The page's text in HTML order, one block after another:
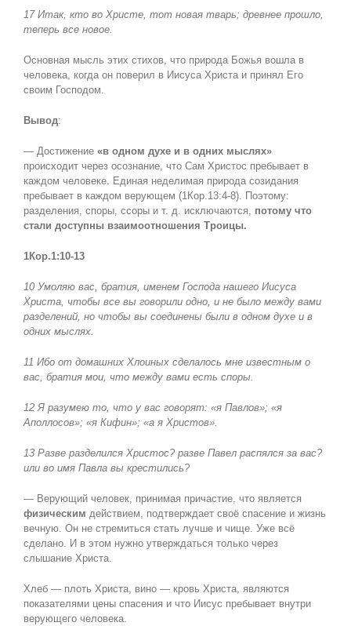
17 Итак, кто во Христе, тот новая тварь; древнее прошло,
теперь все новое.
Основная мысль этих стихов, что природа Божья вошла в
человека, когда он поверил в Иисуса Христа и принял Его
своим Господом.
Вывод:
— Достижение «в одном духе и в одних мыслях»
происходит через осознание, что Сам Христос пребывает в
каждом человеке. Единая неделимая природа созидания
пребывает в каждом верующем (1Кор.13:4-8). Поэтому:
разделения, споры, ссоры и т. д. исключаются, потому что
стали доступны взаимоотношения Троицы.
1Кор.1:10-13
10 Умоляю вас, братия, именем Господа нашего Иисуса
Христа, чтобы все вы говорили одно, и не было между вами
разделений, но чтобы вы соединены были в одном духе и в
одних мыслях.
11 Ибо от домашних Хлоиных сделалось мне известным о
вас, братия мои, что между вами есть споры.
12 Я разумею то, что у вас говорят: «я Павлов»; «я
Аполлосов»; «я Кифин»; «а я Христов».
13 Разве разделился Христос? разве Павел распялся за вас?
или во имя Павла вы крестились?
— Верующий человек, принимая причастие, что является
физическим действием, подтверждает своё спасение и жизнь
вечную. Он не стремиться стать лучше и чище. Уже всё
сделано. И в этом нужно утверждаться только через
слышание Христа.
Хлеб — плоть Христа, вино — кровь Христа, являются
показателями цены спасения и что Иисус пребывает внутри
верующего человека.